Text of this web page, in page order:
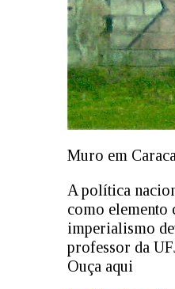
Muro em
A política
como elemento
imperialismo
professor da
Ouça aqui